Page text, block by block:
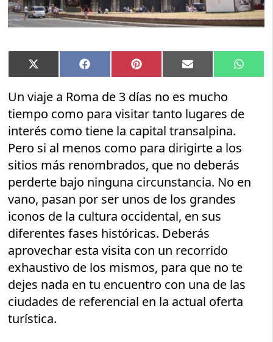
Compartir
en
X
(Twitter)
Compartir
en
Facebook Compartir
en
Pinterest Compartir
en
Email
en
Un viaje a Roma de 3 días no es mucho
tiempo como para visitar tanto lugares de
interés como tiene la capital transalpina.
Pero si al menos como para dirigirte a los
sitios más renombrados, que no deberás
perderte bajo ninguna circunstancia. No en
vano, pasan por ser unos de los grandes
iconos de la cultura occidental, en sus
diferentes fases históricas. Deberás
aprovechar esta visita con un recorrido
exhaustivo de los mismos, para que no te
dejes nada en tu encuentro con una de las
ciudades de referencial en la actual oferta
turística.